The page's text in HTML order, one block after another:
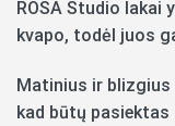
ROSA Studio lakai
kvapo, todėl juos
Matinius ir blizgius
kad būtų